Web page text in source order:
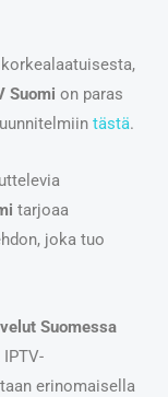
Suomi on paras
tästä.
tarjoaa
joka tuo
Suomessa
erinomaisella